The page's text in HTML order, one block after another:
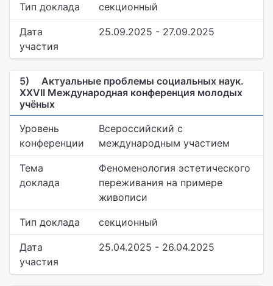
Тип доклада секционный
Дата
участия
25.09.2025 - 27.09.2025
5)
Актуальные проблемы социальных наук.
XXVII Международная конференция молодых
учёных
Уровень
конференции
Всероссийский с
международным участием
Тема
доклада
Феноменология эстетического
переживания на примере
живописи
Тип доклада секционный
Дата
участия
25.04.2025 - 26.04.2025